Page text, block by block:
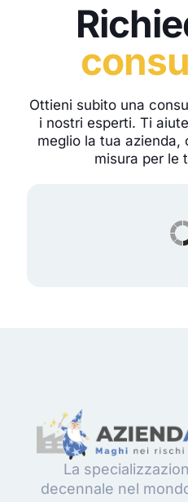
Ottieni subito una
i nostri esperti. Ti
meglio la tua azienda,
misura per le
La
decennale nel